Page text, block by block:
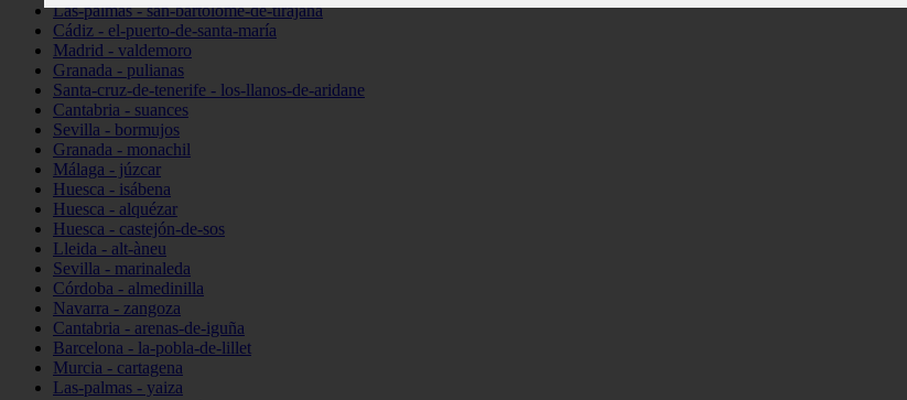
Las-palmas - san-bartolomé-de-tirajana
Cádiz - el-puerto-de-santa-maría
Madrid - valdemoro
Granada - pulianas
Santa-cruz-de-tenerife - los-llanos-de-aridane
Cantabria - suances
Sevilla - bormujos
Granada - monachil
Málaga - júzcar
Huesca - isábena
Huesca - alquézar
Huesca - castejón-de-sos
Lleida - alt-àneu
Sevilla - marinaleda
Córdoba - almedinilla
Navarra - zangoza
Cantabria - arenas-de-iguña
Barcelona - la-pobla-de-lillet
Murcia - cartagena
Las-palmas - yaiza